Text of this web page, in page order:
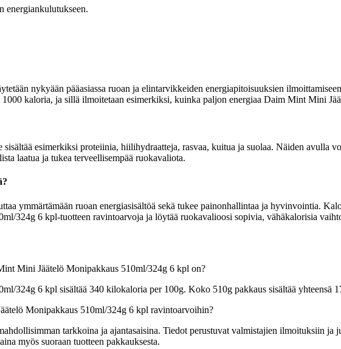
energiankulutukseen.
nykyään pääasiassa ruoan ja elintarvikkeiden energiapitoisuuksien
kaloria, ja sillä ilmoitetaan esimerkiksi, kuinka paljon energiaa Daim Mint Mini
esimerkiksi proteiinia, hiilihydraatteja, rasvaa, kuitua ja suolaa. Näiden avulla
laatua ja tukea terveellisempää ruokavaliota.
ymmärtämään ruoan energiasisältöä sekä tukee painonhallintaa ja hyvinvointia.
324g 6 kpl-tuotteen ravintoarvoja ja löytää ruokavalioosi sopivia, vähäkalorisia
Mini Jäätelö Monipakkaus 510ml/324g 6 kpl on?
324g 6 kpl sisältää 340 kilokaloria per 100g. Koko 510g pakkaus sisältää yhteensä
Monipakkaus 510ml/324g 6 kpl ravintoarvoihin?
tarkkoina ja ajantasaisina. Tiedot perustuvat valmistajien ilmoituksiin
myös suoraan tuotteen pakkauksesta.